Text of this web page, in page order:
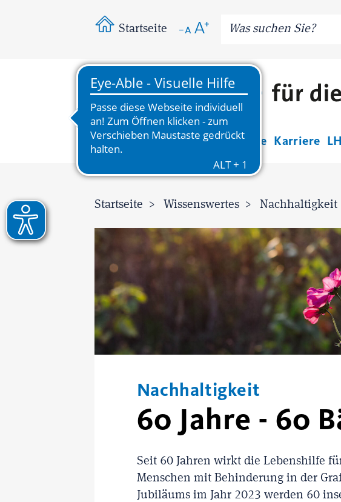
Startseite
News Wissenswertes Bereiche Karriere
Startseite Wissenswertes Nachhaltigkeit
60 Jahre - 60
Nachhaltigkeit
Seit 60 Jahren wirkt die Lebenshilfe
Menschen mit Behinderung in der
Jubiläums im Jahr 2023 werden 60